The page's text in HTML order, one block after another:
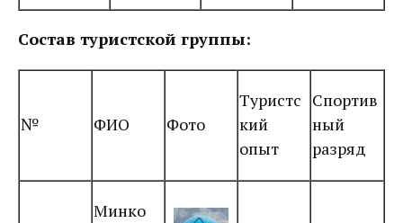
Состав туристской группы:
№ ФИО Фото
Туристс
кий
опыт
Спортив
ный
разряд
Минко